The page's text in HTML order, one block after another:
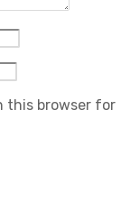
this browser for